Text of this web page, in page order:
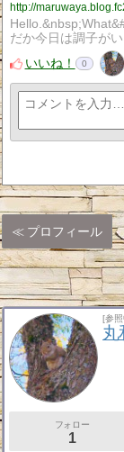
http://
だか今日は調子が
いいね！
0
プロフィール
[参
丸
フォロー
1